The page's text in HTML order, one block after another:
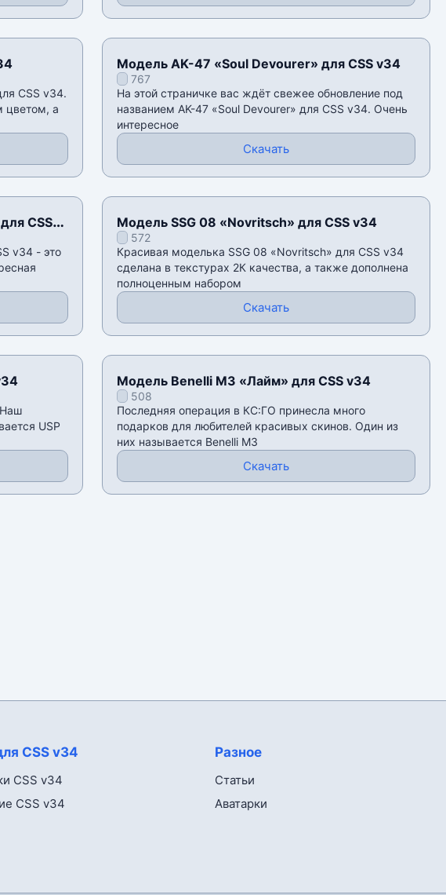
CSS v34.
цветом, а
Модель AK-47 «Soul Devourer» для CSS v34
767
На этой страничке вас ждëт свежее обновление под
названием AK-47 «Soul Devourer» для CSS v34. Очень
интересное
Скачать
CSS
v34 - это
Модель SSG 08 «Novritsch» для CSS v34
572
Красивая моделька SSG 08 «Novritsch» для CSS v34
сделана в текстурах 2К качества, а также дополнена
полноценным набором
Скачать
USP
Модель Benelli M3 «Лайм» для CSS v34
508
Последняя операция в КС:ГО принесла много
подарков для любителей красивых скинов. Один из
них называется Benelli M3
Скачать
CSS v34
CSS v34
CSS v34
Разное
Статьи
Аватарки